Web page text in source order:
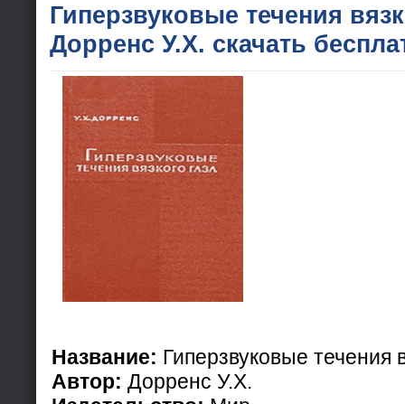
Гиперзвуковые течения
Дорренс У.Х. скачать
Название: Гиперзвуковые течения
Автор: Дорренс У.Х.